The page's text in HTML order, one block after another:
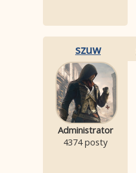
szuw
Administrator
4374 posty